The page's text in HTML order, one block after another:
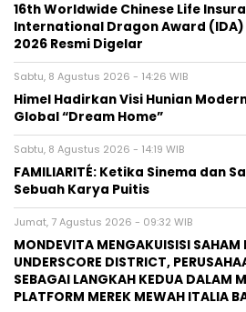
16th Worldwide Chinese Life
International Dragon Award
2026 Resmi Digelar
Sabtu, 8 Agustus 2026 - 14:26 WIB
Himel Hadirkan Visi Hunian
Global “Dream Home”
Sabtu, 8 Agustus 2026 - 14:19 WIB
FAMILIARITÉ: Ketika Sinema dan
Sebuah Karya Puitis
Jumat, 7 Agustus 2026 - 09:32 WIB
MONDEVITA MENGAKUISISI SAHAM
UNDERSCORE DISTRICT,
SEBAGAI LANGKAH KEDUA DALAM
PLATFORM MEREK MEWAH ITALIA